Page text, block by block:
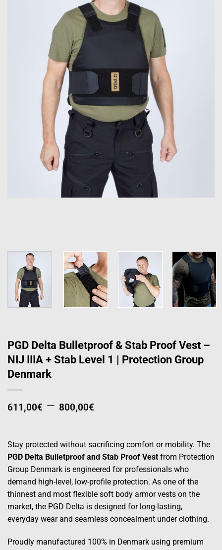
PGD Delta Bulletproof & Stab Proof Vest –
NIJ IIIA + Stab Level 1 | Protection Group
Denmark
611,00€ – 800,00€
through
800,00€
Stay protected without sacrificing comfort or mobility. The
PGD Delta Bulletproof and Stab Proof Vest from Protection
Group Denmark is engineered for professionals who
demand high-level, low-profile protection. As one of the
thinnest and most flexible soft body armor vests on the
market, the PGD Delta is designed for long-lasting,
everyday wear and seamless concealment under clothing.
Proudly manufactured 100% in Denmark using premium